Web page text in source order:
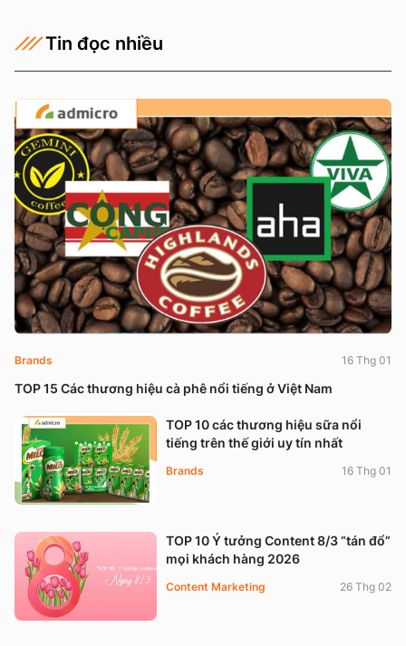
Tin đọc nhiều
TOP 15 Các thương hiệu cà phê nổi tiếng ở Việt Nam
Brands 16 Thg 01
TOP 10 các thương hiệu sữa nổi
tiếng trên thế giới uy tín nhất
Brands 16 Thg 01
TOP 10 Ý tưởng Content 8/3 “tán đổ”
mọi khách hàng 2026
Content Marketing 26 Thg 02